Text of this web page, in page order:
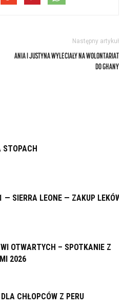
Następny artykuł
ANIA I JUSTYNA WYLECIAŁY NA WOLONTARIAT
DO GHANY
STOPACH
— SIERRA LEONE — ZAKUP LEKÓW
OTWARTYCH – SPOTKANIE Z
2026
CHŁOPCÓW Z PERU